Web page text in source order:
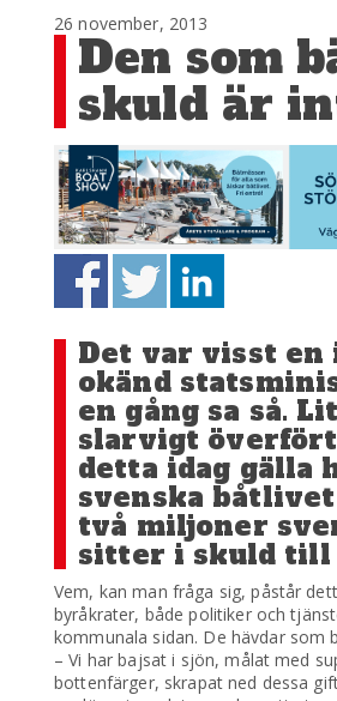
26 november, 2013
Den som
skuld är
Det var visst en
okänd
en gång sa så.
slarvigt
detta idag gälla
svenska
två miljoner
sitter i skuld till
Vem, kan man fråga sig, påstår
byråkrater, både politiker och
kommunala sidan. De hävdar som
– Vi har bajsat i sjön, målat med
bottenfärger, skrapat ned dessa